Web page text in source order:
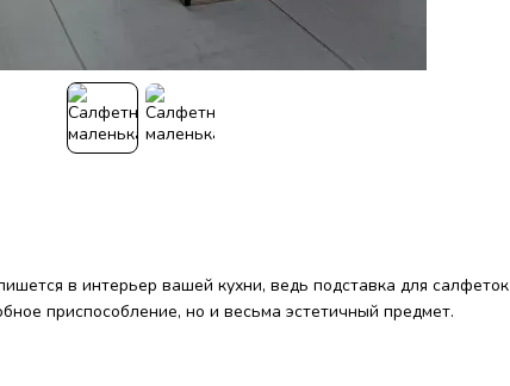
в интерьер вашей кухни, ведь подставка для салфеток
приспособление, но и весьма эстетичный предмет.